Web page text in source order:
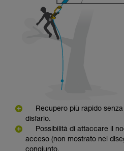
Recupero più rapido
disfarlo.
Possibilità di attaccare il
acceso (non mostrato nei